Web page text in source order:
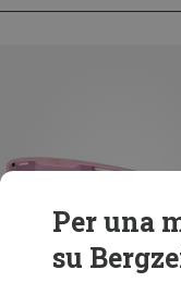
Per una
su